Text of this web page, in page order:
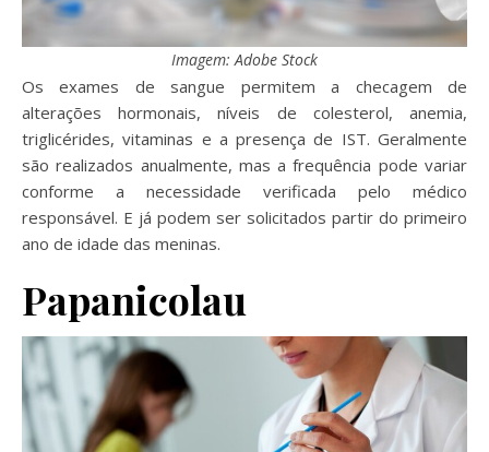
Imagem: Adobe Stock
Os exames de sangue permitem a checagem de
alterações hormonais, níveis de colesterol, anemia,
triglicérides, vitaminas e a presença de IST. Geralmente
são realizados anualmente, mas a frequência pode variar
conforme a necessidade verificada pelo médico
responsável. E já podem ser solicitados partir do primeiro
ano de idade das meninas.
Papanicolau